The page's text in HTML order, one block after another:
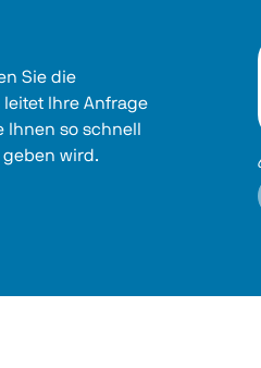
Sie die
Ihre Anfrage
Ihnen so schnell
wird.